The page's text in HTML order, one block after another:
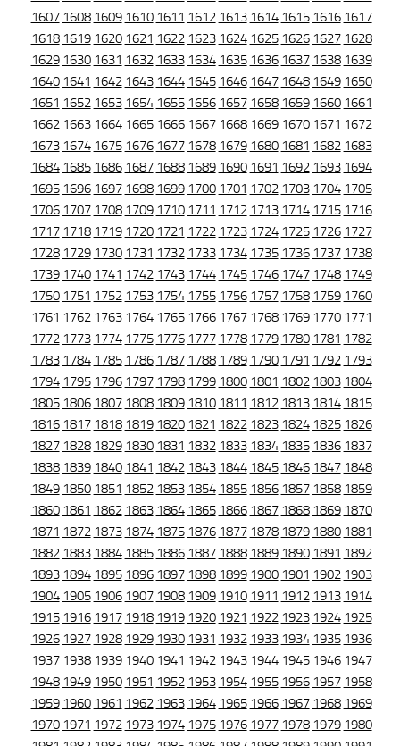
1607 1608 1609 1610 1611 1612 1613 1614 1615 1616 1617
1618 1619 1620 1621 1622 1623 1624 1625 1626 1627 1628
1629 1630 1631 1632 1633 1634 1635 1636 1637 1638 1639
1640 1641 1642 1643 1644 1645 1646 1647 1648 1649 1650
1651 1652 1653 1654 1655 1656 1657 1658 1659 1660 1661
1662 1663 1664 1665 1666 1667 1668 1669 1670 1671 1672
1673 1674 1675 1676 1677 1678 1679 1680 1681 1682 1683
1684 1685 1686 1687 1688 1689 1690 1691 1692 1693 1694
1695 1696 1697 1698 1699 1700 1701 1702 1703 1704 1705
1706 1707 1708 1709 1710 1711 1712 1713 1714 1715 1716
1717 1718 1719 1720 1721 1722 1723 1724 1725 1726 1727
1728 1729 1730 1731 1732 1733 1734 1735 1736 1737 1738
1739 1740 1741 1742 1743 1744 1745 1746 1747 1748 1749
1750 1751 1752 1753 1754 1755 1756 1757 1758 1759 1760
1761 1762 1763 1764 1765 1766 1767 1768 1769 1770 1771
1772 1773 1774 1775 1776 1777 1778 1779 1780 1781 1782
1783 1784 1785 1786 1787 1788 1789 1790 1791 1792 1793
1794 1795 1796 1797 1798 1799 1800 1801 1802 1803 1804
1805 1806 1807 1808 1809 1810 1811 1812 1813 1814 1815
1816 1817 1818 1819 1820 1821 1822 1823 1824 1825 1826
1827 1828 1829 1830 1831 1832 1833 1834 1835 1836 1837
1838 1839 1840 1841 1842 1843 1844 1845 1846 1847 1848
1849 1850 1851 1852 1853 1854 1855 1856 1857 1858 1859
1860 1861 1862 1863 1864 1865 1866 1867 1868 1869 1870
1871 1872 1873 1874 1875 1876 1877 1878 1879 1880 1881
1882 1883 1884 1885 1886 1887 1888 1889 1890 1891 1892
1893 1894 1895 1896 1897 1898 1899 1900 1901 1902 1903
1904 1905 1906 1907 1908 1909 1910 1911 1912 1913 1914
1915 1916 1917 1918 1919 1920 1921 1922 1923 1924 1925
1926 1927 1928 1929 1930 1931 1932 1933 1934 1935 1936
1937 1938 1939 1940 1941 1942 1943 1944 1945 1946 1947
1948 1949 1950 1951 1952 1953 1954 1955 1956 1957 1958
1959 1960 1961 1962 1963 1964 1965 1966 1967 1968 1969
1970 1971 1972 1973 1974 1975 1976 1977 1978 1979 1980